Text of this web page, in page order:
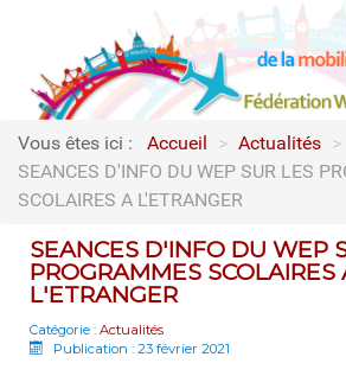
Vous êtes ici : Accueil > Actualités >
SEANCES D'INFO DU WEP SUR LES
SCOLAIRES A L'ETRANGER
SEANCES D'INFO DU WEP
PROGRAMMES SCOLAIRES
L'ETRANGER
Catégorie : Actualités
Publication : 23 février 2021